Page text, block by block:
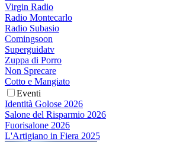
Virgin Radio
Radio Montecarlo
Radio Subasio
Comingsoon
Superguidatv
Zuppa di Porro
Non Sprecare
Cotto e Mangiato
Eventi
Identità Golose 2026
Salone del Risparmio 2026
Fuorisalone 2026
L'Artigiano in Fiera 2025